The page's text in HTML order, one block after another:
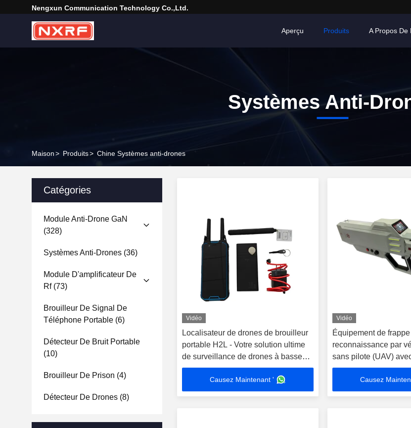
Nengxun Communication Technology Co.,Ltd.
Aperçu Produits A Propos De
Systèmes Anti-
Maison> Produits> Chine Systèmes anti-drones
Catégories
Module Anti-Drone GaN
(328)
Systèmes Anti-Drones (36)
Module D'amplificateur De
Rf(73)
Brouilleur De Signal De
Téléphone Portable (6)
Détecteur De Bruit Portable
(10)
Brouilleur De Prison (4)
Détecteur De Drones (8)
Vidéo
Localisateur de drones de brouilleur
portable H2L - Votre solution ultime
de surveillance de drones à basse
altitude
Causez Maintenant '
Vidéo
Équipement de
reconnaissance par
sans pilote (UAV)
portable
Causez